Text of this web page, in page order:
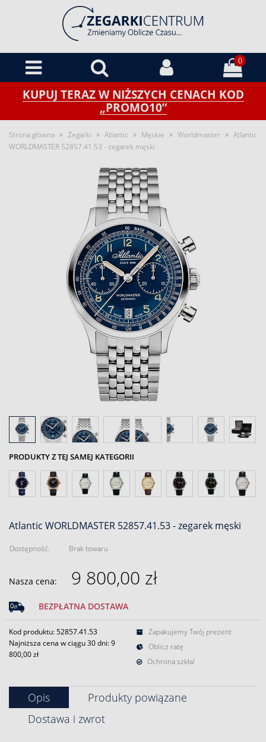
0
KUPUJ TERAZ W NIŻSZYCH CENACH KOD
„PROMO10”
Strona główna » Zegarki » Atlantic » Męskie » Worldmaster » Atlantic
WORLDMASTER 52857.41.53 - zegarek męski
PRODUKTY Z TEJ SAMEJ KATEGORII
Atlantic WORLDMASTER 52857.41.53 - zegarek męski
Dostępność: Brak towaru
Nasza cena: 9 800,00 zł
BEZPŁATNA DOSTAWA
Kod produktu: 52857.41.53
Najniższa cena w ciągu 30 dni:9
800,00 zł
Zapakujemy Twój prezent
Oblicz ratę
Ochrona szkła!
Opis
Produkty powiązane
Dostawa i zwrot